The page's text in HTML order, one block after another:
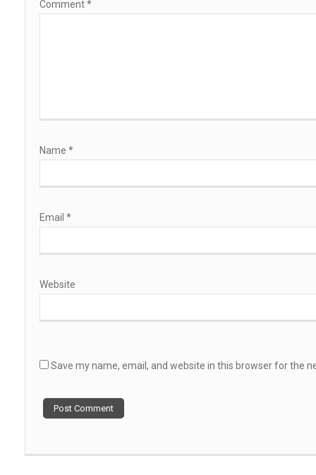
Comment*
Name *
Email *
Website
Save my name, email, and website in this browser for the